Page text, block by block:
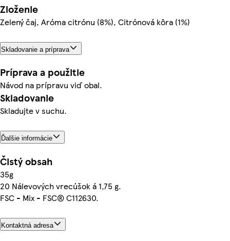
Zloženie
Zelený čaj, Aróma citrónu (8%), Citrónová kôra (1%)
Skladovanie a príprava
Príprava a použitie
Návod na prípravu viď obal.
Skladovanie
Skladujte v suchu.
Ďalšie informácie
Čistý obsah
35g
20 Nálevových vrecúšok á 1,75 g.
FSC - Mix - FSC® C112630.
Kontaktná adresa